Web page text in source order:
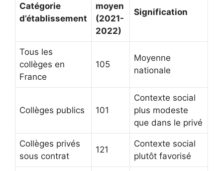
Catégorie
d’établissement
moyen
(2021-
2022)
Signification
Tous les
collèges en
France
105
Moyenne
nationale
Collèges publics 101
Contexte social
plus modeste
que dans le privé
Collèges privés
sous contrat
121
Contexte social
plutôt favorisé